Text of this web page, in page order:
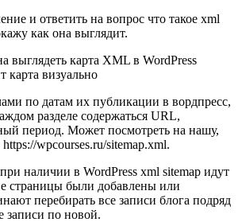
и ответить на вопрос что такое xml
как она выглядит.
карта визуально
по датам их публикации в вордпресс,
разделе содержаться URL,
период. Может посмотреть на нашу,
https://wpcourses.ru/sitemap.xml.
наличии в WordPress xml sitemap идут
страницы были добавлены или
перебирать все записи блога подряд
записи по новой.